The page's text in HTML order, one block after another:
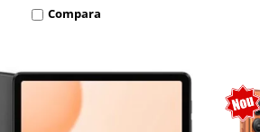
Compara